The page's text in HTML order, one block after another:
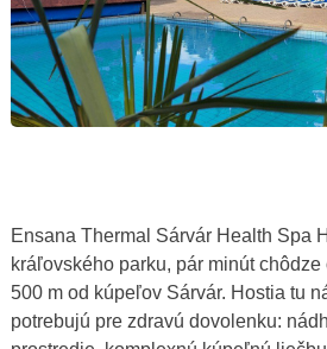
Ensana Thermal Sárvár Health Spa
kráľovského parku, pár minút chôdze
500 m od kúpeľov Sárvár. Hostia tu
potrebujú pre zdravú dovolenku: